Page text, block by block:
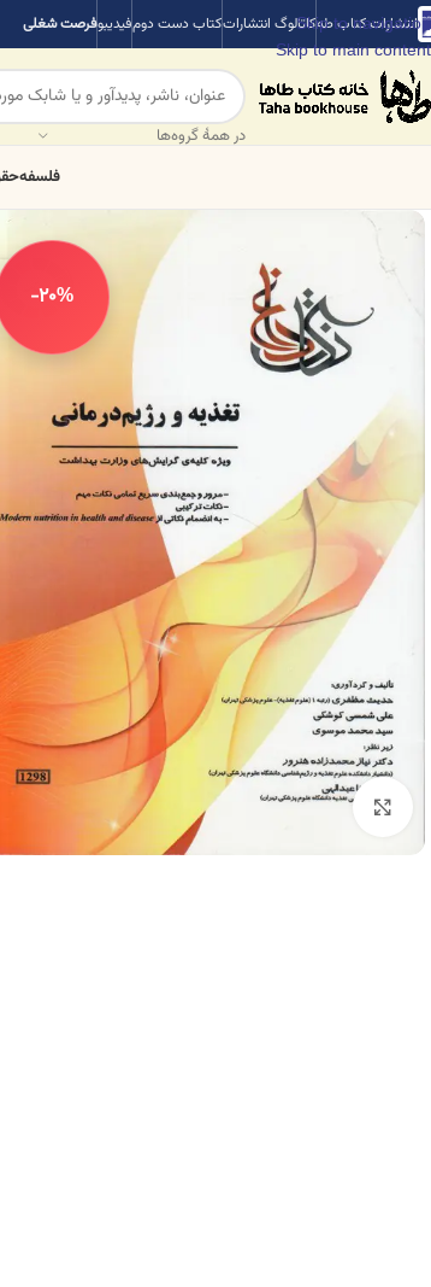
Skip to navigation
Skip to main content
انتشارات کتاب طهکاتالوگ انتشاراتکتاب دست دومفیدیبوفرصت شغلی
در همهٔ گروه‌ها
فلسفه
-20%
برای بزرگنمایی کلیک کنید